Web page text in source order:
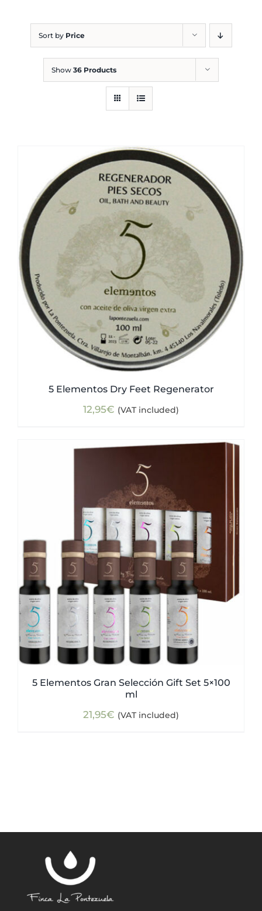
Sort by Price
Show 36 Products
5 Elementos Dry Feet Regenerator
12,95€ (VAT included)
5 Elementos Gran Selección Gift Set 5×100
ml
21,95€ (VAT included)